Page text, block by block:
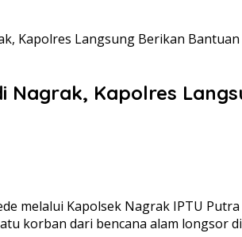
Kapolres Langsung Berikan Bantuan
Nagrak, Kapolres
melalui Kapolsek Nagrak IPTU
korban dari bencana alam longsor